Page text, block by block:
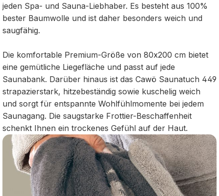
jeden Spa- und Sauna-Liebhaber. Es besteht aus 100%
bester Baumwolle und ist daher besonders weich und
saugfähig.
Die komfortable Premium-Größe von 80x200 cm bietet
eine gemütliche Liegefläche und passt auf jede
Saunabank. Darüber hinaus ist das Cawö Saunatuch 449
strapazierstark, hitzebeständig sowie kuschelig weich
und sorgt für entspannte Wohlfühlmomente bei jedem
Saunagang. Die saugstarke Frottier-Beschaffenheit
schenkt Ihnen ein trockenes Gefühl auf der Haut.